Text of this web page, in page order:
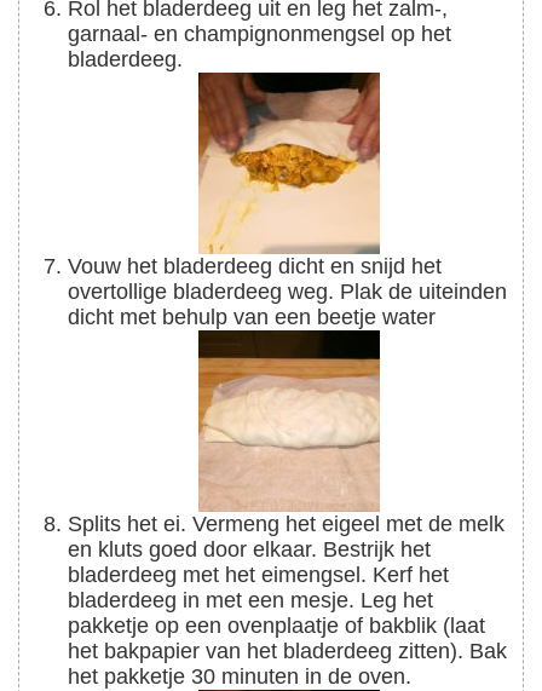
Rol het bladerdeeg uit en leg het zalm-,
garnaal- en champignonmengsel op het
bladerdeeg.
Vouw het bladerdeeg dicht en snijd het
overtollige bladerdeeg weg. Plak de uiteinden
dicht met behulp van een beetje water
Splits het ei. Vermeng het eigeel met de melk
en kluts goed door elkaar. Bestrijk het
bladerdeeg met het eimengsel. Kerf het
bladerdeeg in met een mesje. Leg het
pakketje op een ovenplaatje of bakblik (laat
het bakpapier van het bladerdeeg zitten). Bak
het pakketje 30 minuten in de oven.